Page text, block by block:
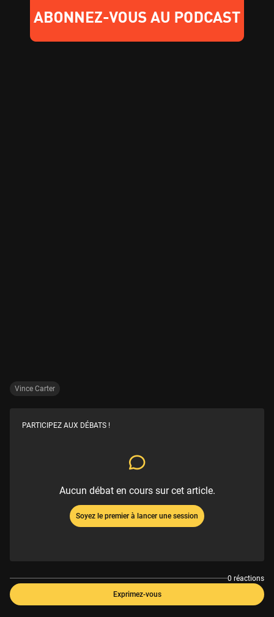
Vince Carter
PARTICIPEZ AUX DÉBATS !
Aucun débat en cours sur cet article.
Soyez le premier à lancer une session
0 réactions
Exprimez-vous